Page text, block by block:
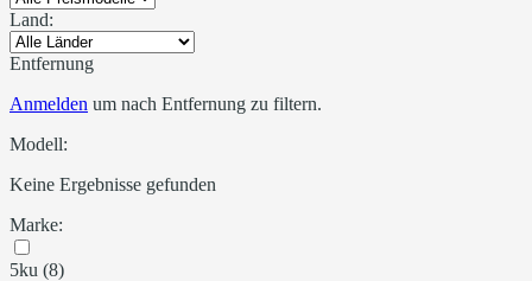
Land:
Entfernung
Anmelden um nach Entfernung zu filtern.
Modell:
Keine Ergebnisse gefunden
Marke:
5ku (8)